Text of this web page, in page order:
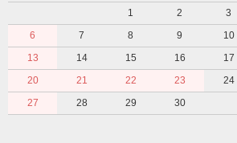
1
2 3
6
7 8 9 10
13
14 15 16 17
20
21 22 23 24
27
28 29 30